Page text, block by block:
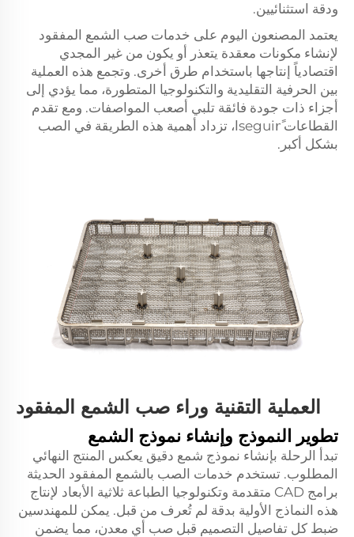
ودقة استثنائيين.
يعتمد المصنعون اليوم على خدمات صب الشمع المفقود
لإنشاء مكونات معقدة يتعذر أو يكون من غير المجدي
اقتصادياً إنتاجها باستخدام طرق أخرى. وتجمع هذه العملية
بين الحرفية التقليدية والتكنولوجيا المتطورة، مما يؤدي إلى
أجزاء ذات جودة فائقة تلبي أصعب المواصفات. ومع تقدم
القطاعات seguirًا، تزداد أهمية هذه الطريقة في الصب
بشكل أكبر.
العملية التقنية وراء صب الشمع المفقود
تطوير النموذج وإنشاء نموذج الشمع
تبدأ الرحلة بإنشاء نموذج شمع دقيق يعكس المنتج النهائي
المطلوب. تستخدم خدمات الصب بالشمع المفقود الحديثة
برامج CAD متقدمة وتكنولوجيا الطباعة ثلاثية الأبعاد لإنتاج
هذه النماذج الأولية بدقة لم تُعرف من قبل. يمكن للمهندسين
ضبط كل تفاصيل التصميم قبل صب أي معدن، مما يضمن